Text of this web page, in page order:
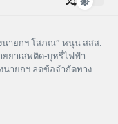
นายกฯ โสภณ” หนุน สสส.
ยาเสพติด-บุหรี่ไฟฟ้า
นายกฯ ลดข้อจำกัดทาง